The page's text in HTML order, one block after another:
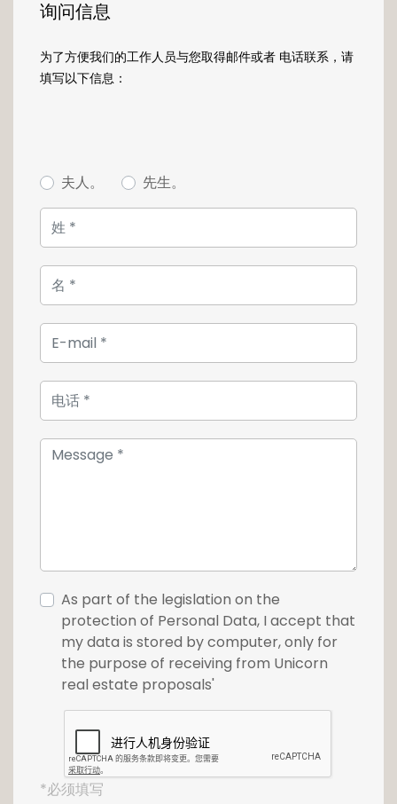
chambre parentale avec de grands placards
et une salle de douche avec un parquet en
teck. Deux autres chambres dont l'une en
duplex viennent compléter l'ensemble.
accès indépendant au jardin.
Pour plus d'informations, contactez
directement l'agence en charge de la vente
de ce bien de prestige.
询问信息
为了方便我们的工作人员与您取得邮件或者 电话联系，请
填写以下信息：
夫人。 先生。
As part of the legislation on the
protection of Personal Data, I accept that
my data is stored by computer, only for
the purpose of receiving from Unicorn
real estate proposals'
*必须填写